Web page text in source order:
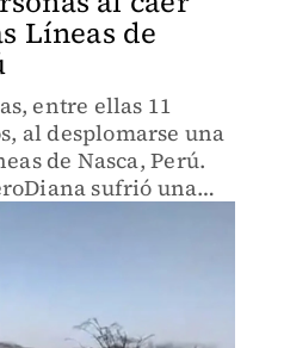
Líneas de
entre ellas 11
al desplomarse una
de Nasca, Perú.
sufrió una
de Pisco.
el siniestro.